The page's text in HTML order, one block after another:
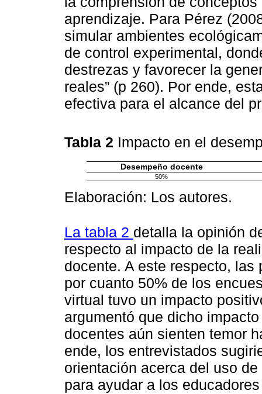
aprendizaje. Para Pérez
simular ambientes
de control experimental,
destrezas y favorecer la
reales” (p 260). Por ende,
efectiva para el alcance del
Tabla 2 Impacto en el
Desempeño docente
50%
Elaboración: Los autores.
La tabla 2 detalla la opinión
respecto al impacto de la
docente. A este respecto,
por cuanto 50% de los
virtual tuvo un impacto
argumentó que dicho
docentes aún sienten temor
ende, los entrevistados
orientación acerca del uso
para ayudar a los